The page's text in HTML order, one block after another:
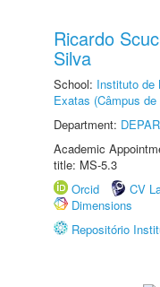
Ricardo
Silva
School: Instituto de
Exatas (Câmpus
Department:
Academic
title: MS-5.3
Orcid
CV
Dimensions
Repositório